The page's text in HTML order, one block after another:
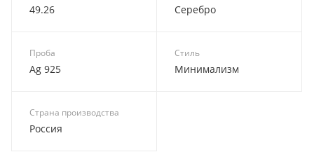
49.26 Серебро
Проба
Ag 925
Стиль
Минимализм
Страна производства
Россия